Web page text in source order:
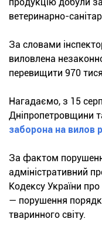
ветеринарно-
За словами
виловлена
перевищити 970
Нагадаємо, з 15
Дніпропетровщини
заборона на вилов
За фактом
адміністративний
Кодексу України
— порушення
тваринного світу.